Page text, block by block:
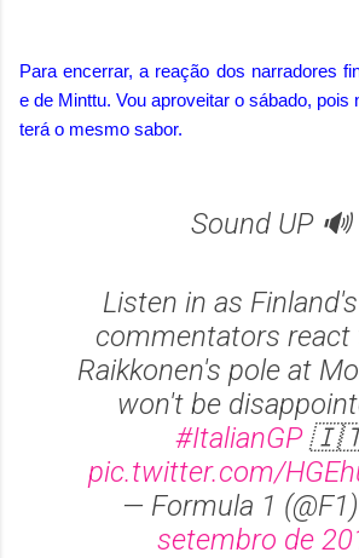
Para encerrar, a reação dos narradores
e de Minttu. Vou aproveitar o sábado, pois
terá o mesmo sabor.
Sound UP 🔊
Listen in as
commentators react
Raikkonen's pole at
won't be
#ItalianGP
pic.twitter.com/
— Formula 1 (@F1)
setembro de